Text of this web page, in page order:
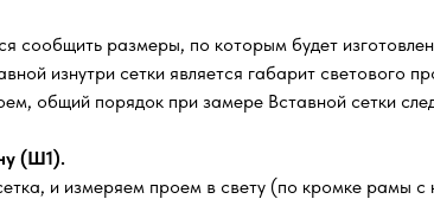
сообщить размеры, по которым будет
изнутри сетки является габарит
общий порядок при замере Вставной сетки
(Ш1).
и измеряем проем в свету (по кромке рамы